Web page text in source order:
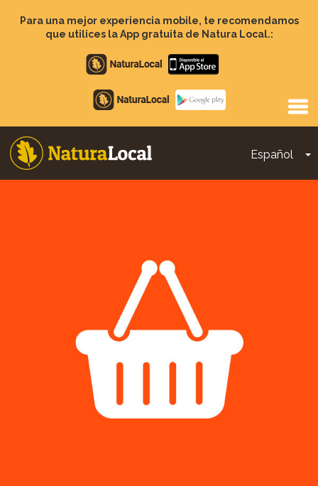
contenido
Para una mejor experiencia mobile, te recomendamos
que utilices la App gratuita de Natura Local.:
Apple
store
Google
Play
Español
Main